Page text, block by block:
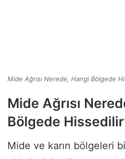
Mide Ağrısı Nerede, Hangi Bölgede
Mide Ağrısı
Bölgede
Mide ve karın bölgeleri